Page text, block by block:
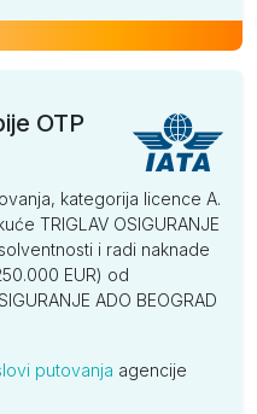
OTP
kategorija licence A.
TRIGLAV OSIGURANJE
i radi naknade
EUR) od
ADO BEOGRAD
putovanja agencije